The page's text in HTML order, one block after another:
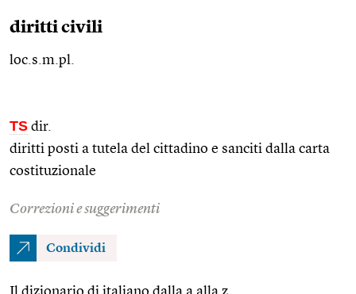
diritti civili
loc.s.m.pl.
TS dir.
diritti posti a tutela del cittadino e sanciti dalla carta
costituzionale
Correzioni e suggerimenti
Condividi